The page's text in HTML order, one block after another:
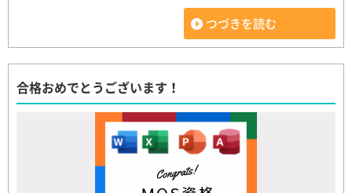
つづきを読む
合格おめでとうございます！